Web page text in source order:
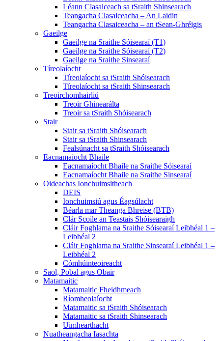
Léann Clasaiceach sa tSraith Shinsearach
Teangacha Clasaiceacha – An Laidin
Teangacha Clasaiceacha – an tSean-Ghréigis
Gaeilge
Gaeilge na Sraithe Sóisearaí (T1)
Gaeilge na Sraithe Sóisearaí (T2)
Gaeilge na Sraithe Sinsearaí
Tíreolaíocht
Tíreolaíocht sa tSraith Shóisearach
Tíreolaíocht sa tSraith Shinsearach
Treoirchomhairliú
Treoir Ghinearálta
Treoir sa tSraith Shóisearach
Stair
Stair sa tSraith Shóisearach
Stair sa tSraith Shinsearach
Fealsúnacht sa tSraith Shóisearach
Eacnamaíocht Bhaile
Eacnamaíocht Bhaile na Sraithe Sóisearaí
Eacnamaíocht Bhaile na Sraithe Sinsearaí
Oideachas Ionchuimsitheach
DEIS
Ionchuimsiú agus Éagsúlacht
Béarla mar Theanga Bhreise (BTB)
Clár Scoile an Teastais Shóisearaigh
Cláir Foghlama na Sraithe Sóisearaí Leibhéal 1 –
Leibhéal 2
Cláir Foghlama na Sraithe Sinsearaí Leibhéal 1 –
Leibhéal 2
Cómhúinteoireacht
Saol, Pobal agus Obair
Matamaitic
Matamaitic Fheidhmeach
Ríomheolaíocht
Matamaitic sa tSraith Shóisearach
Matamaitic sa tSraith Shinsearach
Uimhearthacht
Nuatheangacha Iasachta